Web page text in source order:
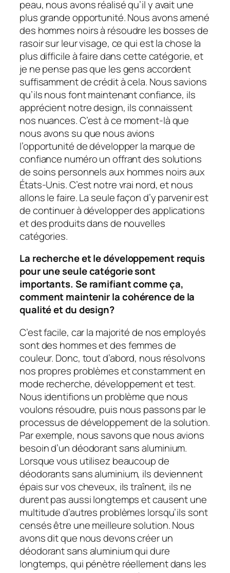
peau, nous avons réalisé qu’il y avait une
plus grande opportunité. Nous avons amené
des hommes noirs à résoudre les bosses de
rasoir sur leur visage, ce qui est la chose la
plus difficile à faire dans cette catégorie, et
je ne pense pas que les gens accordent
suffisamment de crédit à cela. Nous savions
qu’ils nous font maintenant confiance, ils
apprécient notre design, ils connaissent
nos nuances. C’est à ce moment-là que
nous avons su que nous avions
l’opportunité de développer la marque de
confiance numéro un offrant des solutions
de soins personnels aux hommes noirs aux
États-Unis. C’est notre vrai nord, et nous
allons le faire. La seule façon d’y parvenir est
de continuer à développer des applications
et des produits dans de nouvelles
catégories.
La recherche et le développement requis
pour une seule catégorie sont
importants. Se ramifiant comme ça,
comment maintenir la cohérence de la
qualité et du design?
C’est facile, car la majorité de nos employés
sont des hommes et des femmes de
couleur. Donc, tout d’abord, nous résolvons
nos propres problèmes et constamment en
mode recherche, développement et test.
Nous identifions un problème que nous
voulons résoudre, puis nous passons par le
processus de développement de la solution.
Par exemple, nous savons que nous avions
besoin d’un déodorant sans aluminium.
Lorsque vous utilisez beaucoup de
déodorants sans aluminium, ils deviennent
épais sur vos cheveux, ils traînent, ils ne
durent pas aussi longtemps et causent une
multitude d’autres problèmes lorsqu’ils sont
censés être une meilleure solution. Nous
avons dit que nous devons créer un
déodorant sans aluminium qui dure
longtemps, qui pénètre réellement dans les